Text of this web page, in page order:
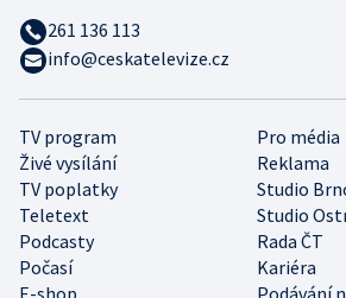
TV program
Pro média
Živé vysílání
Reklama
TV poplatky
Studio
Teletext
Studio
Podcasty
Rada ČT
Počasí
Kariéra
E-shop
Podávání
261 136 113
info@ceskatelevize.cz